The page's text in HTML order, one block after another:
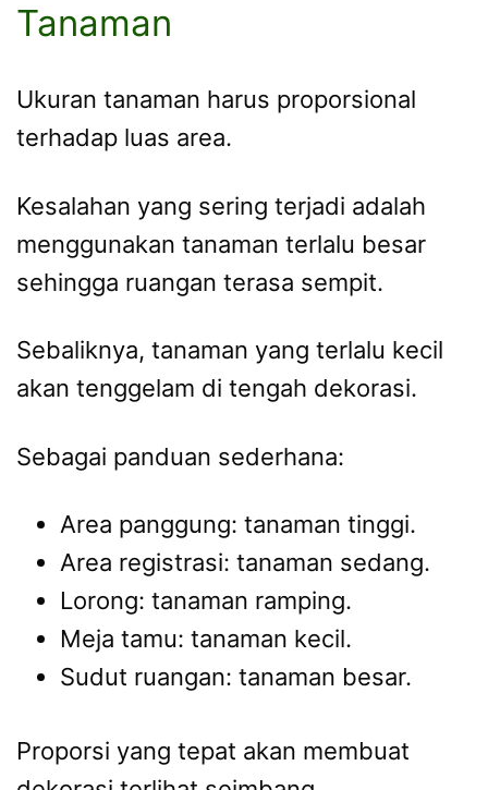
Tanaman
Ukuran tanaman harus proporsional
terhadap luas area.
Kesalahan yang sering terjadi adalah
menggunakan tanaman terlalu besar
sehingga ruangan terasa sempit.
Sebaliknya, tanaman yang terlalu kecil
akan tenggelam di tengah dekorasi.
Sebagai panduan sederhana:
Area panggung: tanaman tinggi.
Area registrasi: tanaman sedang.
Lorong: tanaman ramping.
Meja tamu: tanaman kecil.
Sudut ruangan: tanaman besar.
Proporsi yang tepat akan membuat